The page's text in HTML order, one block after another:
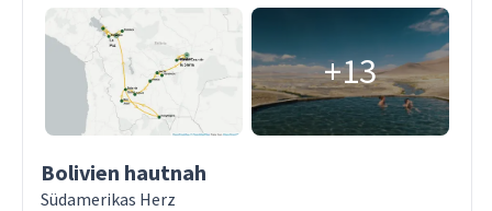
+13
Bolivien hautnah
Südamerikas Herz